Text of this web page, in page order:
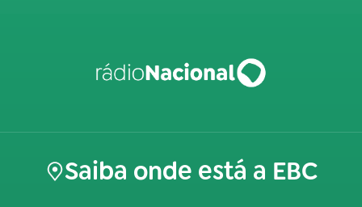
Saiba onde está a EBC